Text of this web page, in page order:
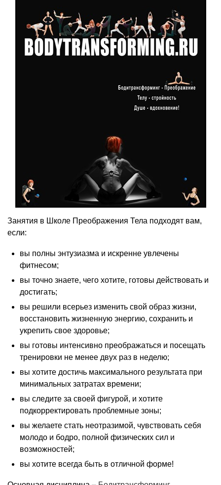
Занятия в Школе Преображения Тела подходят вам,
если:
вы полны энтузиазма и искренне увлечены
фитнесом;
вы точно знаете, чего хотите, готовы действовать и
достигать;
вы решили всерьез изменить свой образ жизни,
восстановить жизненную энергию, сохранить и
укрепить свое здоровье;
вы готовы интенсивно преображаться и посещать
тренировки не менее двух раз в неделю;
вы хотите достичь максимального результата при
минимальных затратах времени;
вы следите за своей фигурой, и хотите
подкорректировать проблемные зоны;
вы желаете стать неотразимой, чувствовать себя
молодо и бодро, полной физических сил и
возможностей;
вы хотите всегда быть в отличной форме!